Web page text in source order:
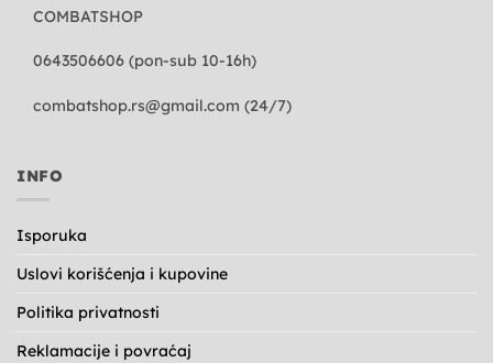
COMBATSHOP
0643506606 (pon-sub 10-16h)
combatshop.rs@gmail.com (24/7)
INFO
Isporuka
Uslovi korišćenja i kupovine
Politika privatnosti
Reklamacije i povraćaj